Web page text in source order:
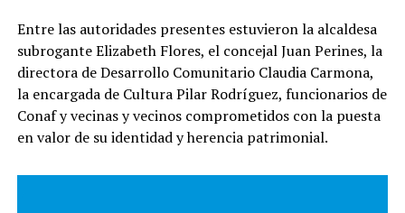
Entre las autoridades presentes estuvieron la alcaldesa
subrogante Elizabeth Flores, el concejal Juan Perines, la
directora de Desarrollo Comunitario Claudia Carmona,
la encargada de Cultura Pilar Rodríguez, funcionarios de
Conaf y vecinas y vecinos comprometidos con la puesta
en valor de su identidad y herencia patrimonial.